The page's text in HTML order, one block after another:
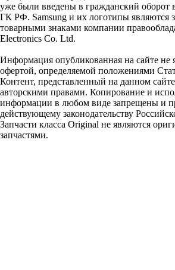
уже были введены в гражданский оборот
ГК РФ. Samsung и их логотипы являются
товарными знаками компании
Electronics Co. Ltd.
Информация опубликованная на сайте не
офертой, определяемой положениями
Контент, представленный на данном
авторскими правами. Копирование и
информации в любом виде запрещены и
действующему законодательству
Запчасти класса Original не являются
запчастями.